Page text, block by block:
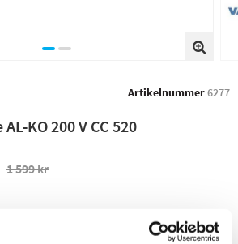
Artikelnummer6277
KO 200 V CC 520
1 599 kr